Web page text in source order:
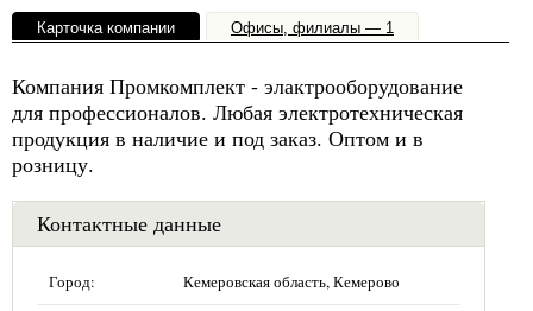
Карточка компании Офисы, филиалы — 1
Компания Промкомплект - элактрооборудование
для профессионалов. Любая электротехническая
продукция в наличие и под заказ. Оптом и в
розницу.
Контактные данные
Город: Кемеровская область, Кемерово